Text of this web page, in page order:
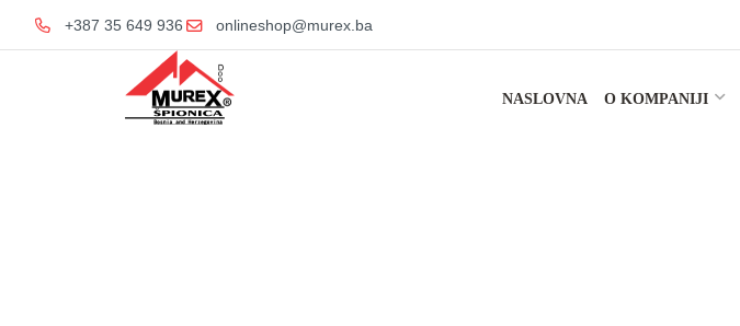
+387 35 649 936 onlineshop@murex.ba
NASLOVNA O KOMPANIJI